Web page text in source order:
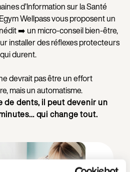
d’Information sur la Santé
Wellpass vous proposent un
➡️ un micro-conseil bien-être,
installer des réflexes protecteurs
qui durent.
devrait pas être un effort
mais un automatisme.
de dents, il peut devenir un
qui change tout.